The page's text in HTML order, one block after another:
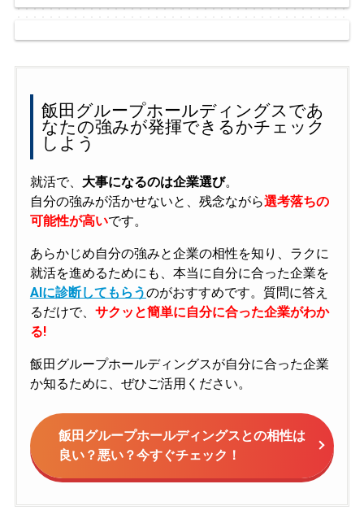
飯田グループホールディングスであ
なたの強みが発揮できるかチェック
しよう
就活で、 大事になるのは企業選び。
自分の強みが活かせないと、残念ながら選考落ちの
可能性が高いです。
あらかじめ自分の強みと企業の相性を知り、ラクに
就活を進めるためにも、本当に自分に合った企業を
AIに診断してもらうのがおすすめです。質問に答え
るだけで、 サクッと簡単に自分に合った企業がわか
る!
飯田グループホールディングスが自分に合った企業
か知るために、ぜひご活用ください。
飯田グループホールディングスとの相性は
良い？悪い？今すぐチェック！